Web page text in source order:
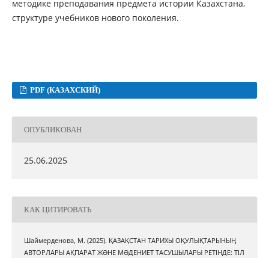
методике преподавания предмета истории Казахстана,
структуре учебников нового поколения.
PDF (КАЗАХСКИЙ)
ОПУБЛИКОВАН
25.06.2025
КАК ЦИТИРОВАТЬ
Шаймерденова, М. (2025). ҚАЗАҚСТАН ТАРИХЫ ОҚУЛЫҚТАРЫНЫҢ
АВТОРЛАРЫ АҚПАРАТ ЖƏНЕ МƏДЕНИЕТ ТАСУШЫЛАРЫ РЕТІНДЕ: ТІЛ